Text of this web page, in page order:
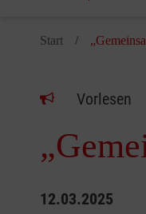
Start
Vorlesen
12.03.2025